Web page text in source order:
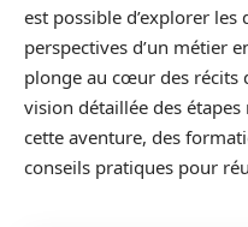
est possible d’explorer
perspectives d’un métier
plonge au cœur des récits
vision détaillée des
cette aventure, des
conseils pratiques pour